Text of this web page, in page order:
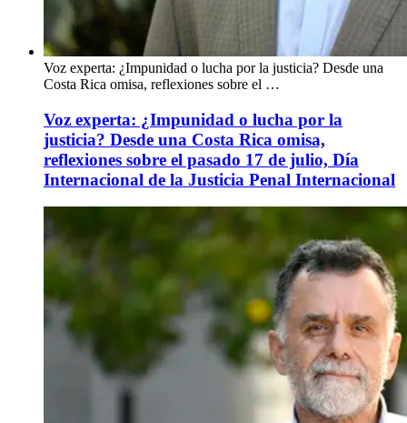
Voz experta: ¿Impunidad o lucha por la justicia? Desde una
Costa Rica omisa, reflexiones sobre el …
Voz experta: ¿Impunidad o lucha por la
justicia? Desde una Costa Rica omisa,
reflexiones sobre el pasado 17 de julio, Día
Internacional de la Justicia Penal Internacional